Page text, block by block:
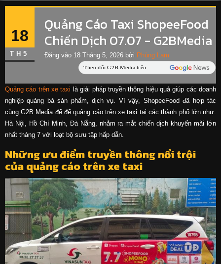
18
TH5
Quảng Cáo Taxi ShopeeFood
Chiến Dịch 07.07 - G2BMedia
Đăng vào 18 Tháng 5, 2026bởi Phùng Lam
Quảng cáo trên xe taxi là giải pháp truyền thông hiệu quả giúp các doanh
nghiệp quảng bá sản phẩm, dịch vụ. Vì vậy, ShopeeFood đã hợp tác
cùng G2B Media để để quảng cáo trên xe taxi tại các thành phố lớn như:
Hà Nội, Hồ Chí Minh, Đà Nẵng, nhằm ra mắt chiến dịch khuyến mãi lớn
nhất tháng 7 với loạt bộ sưu tập hấp dẫn.
Những ưu điểm truyền thông nổi trội
của quảng cáo trên xe taxi